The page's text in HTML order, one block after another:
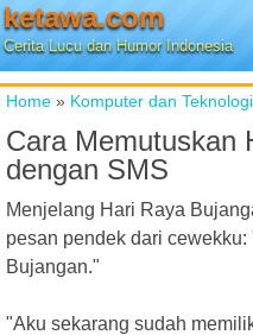
ketawa.com
Cerita Lucu dan Humor Indonesia
Home » Komputer dan Teknologi
Cara Memutuskan
dengan SMS
Menjelang Hari Raya
pesan pendek dari
Bujangan."
"Aku sekarang sudah